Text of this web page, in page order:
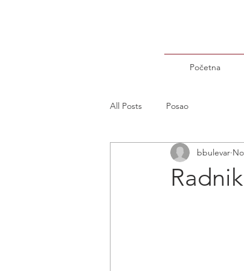
Početna
All Posts Posao
bbulevar